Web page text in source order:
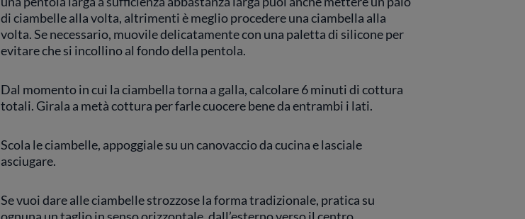
di ciambelle alla volta, altrimenti è meglio procedere una ciambella alla
volta. Se necessario, muovile delicatamente con una paletta di silicone per
evitare che si incollino al fondo della pentola.
Dal momento in cui la ciambella torna a galla, calcolare 6 minuti di cottura
totali. Girala a metà cottura per farle cuocere bene da entrambi i lati.
Scola le ciambelle, appoggiale su un canovaccio da cucina e lasciale
asciugare.
Se vuoi dare alle ciambelle strozzose la forma tradizionale, pratica su